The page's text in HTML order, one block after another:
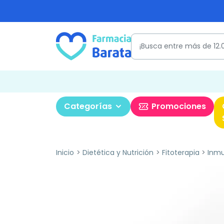
Categorías Promociones
Inicio Dietética y Nutrición Fitoterapia